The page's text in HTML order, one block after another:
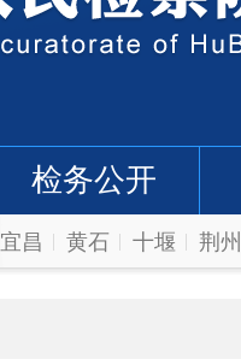
检务公开
宜昌 黄石 十堰 荆州